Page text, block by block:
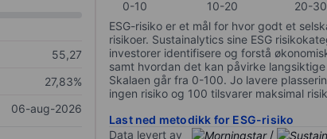
55,27
27,83%
06-aug-2026
0-10 10-20 20-30
ESG-risiko er et mål for hvor godt et
risikoer. Sustainalytics sine ESG
investorer identifisere og forstå
samt hvordan det kan påvirke
Skalaen går fra 0-100. Jo lavere
ingen risiko og 100 tilsvarer maksimal
Last ned metodikk for ESG-risiko
Data levert av
/